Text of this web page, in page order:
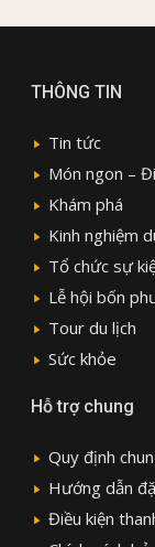
THÔNG TIN
Tin tức
Món ngon –
Khám phá
Kinh nghiệm
Tổ chức sự
Lễ hội bốn
Tour du lịch
Sức khỏe
Hỗ trợ chung
Quy định
Hướng dẫn
Điều kiện